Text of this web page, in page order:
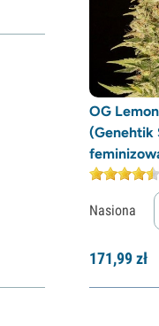
OG
(Genehtik
Nasiona
171,99zł